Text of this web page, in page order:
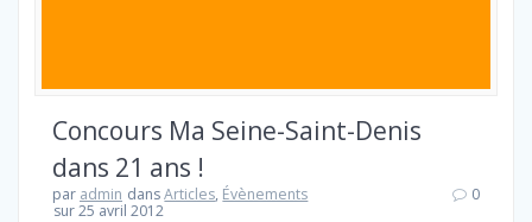
Concours Ma Seine-Saint-Denis
dans 21 ans !
par admin dansArticles, Évènements
sur 25 avril 2012
0